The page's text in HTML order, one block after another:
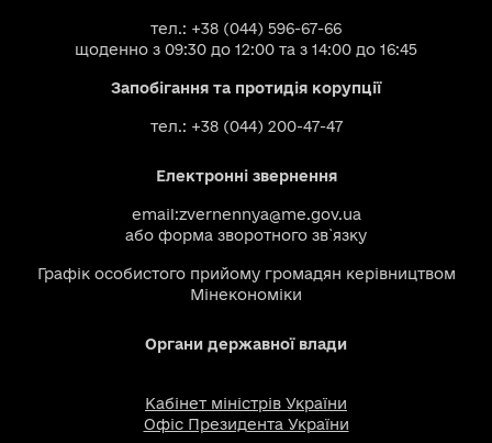
тел.: +38 (044) 596-67-66
щоденно з 09:30 до 12:00 та з 14:00 до 16:45
Запобігання та протидія корупції
тел.: +38 (044) 200-47-47
Електронні звернення
email:zvernennya@me.gov.ua
або форма зворотного зв`язку
Графік особистого прийому громадян керівництвом
Мінекономіки
Органи державної влади
Кабінет міністрів України
Офіс Президента України